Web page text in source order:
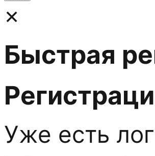
×
Быстрая
Уже есть